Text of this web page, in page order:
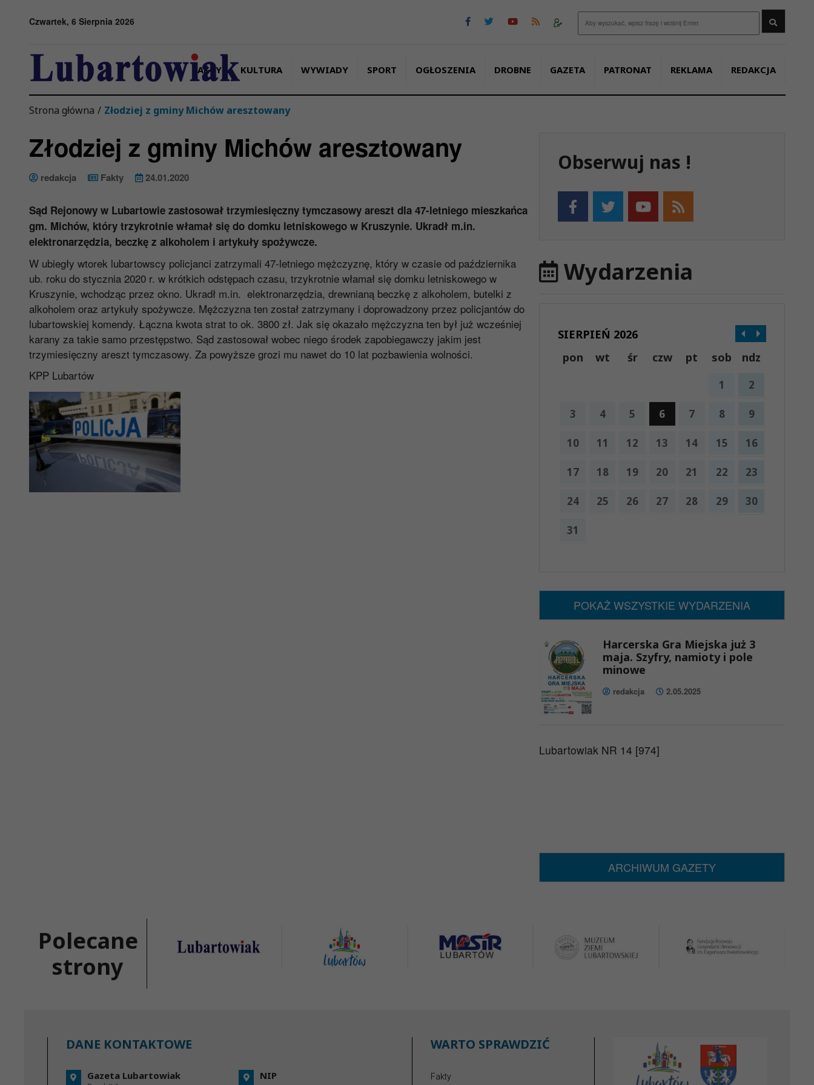
Czwartek, 6 Sierpnia 2026
FAKTY KULTURA WYWIADY SPORT OGŁOSZENIA DROBNE GAZETA PATRONAT REKLAMA REDAKCJA
Strona główna / Złodziej z gminy Michów aresztowany
Złodziej z gminy Michów aresztowany
redakcja Fakty 24.01.2020
Sąd Rejonowy w Lubartowie zastosował trzymiesięczny tymczasowy areszt dla 47-letniego mieszkańca
gm. Michów, który trzykrotnie włamał się do domku letniskowego w Kruszynie. Ukradł m.in.
elektronarzędzia, beczkę z alkoholem i artykuły spożywcze.
W ubiegły wtorek lubartowscy policjanci zatrzymali 47-letniego mężczyznę, który w czasie od października
ub. roku do stycznia 2020 r. w krótkich odstępach czasu, trzykrotnie włamał się domku letniskowego w
Kruszynie, wchodząc przez okno. Ukradł m.in. elektronarzędzia, drewnianą beczkę z alkoholem, butelki z
alkoholem oraz artykuły spożywcze. Mężczyzna ten został zatrzymany i doprowadzony przez policjantów do
lubartowskiej komendy. Łączna kwota strat to ok. 3800 zł. Jak się okazało mężczyzna ten był już wcześniej
karany za takie samo przestępstwo. Sąd zastosował wobec niego środek zapobiegawczy jakim jest
trzymiesięczny areszt tymczasowy. Za powyższe grozi mu nawet do 10 lat pozbawienia wolności.
KPP Lubartów
Obserwuj nas !
Wydarzenia
SIERPIEŃ 2026
pon
wt śr czw pt sob ndz
1 2
3 4 5 6 7 8 9
10 11 12 13 14 15 16
17 18 19 20 21 22 23
24 25 26 27 28 29 30
31
POKAŻ WSZYSTKIE WYDARZENIA
Harcerska Gra Miejska już 3
maja. Szyfry, namioty i pole
minowe
redakcja 2.05.2025
Lubartowiak NR 14 [974]
ARCHIWUM GAZETY
Polecane
strony
DANE KONTAKTOWE
Gazeta Lubartowiak NIP
WARTO SPRAWDZIĆ
Fakty